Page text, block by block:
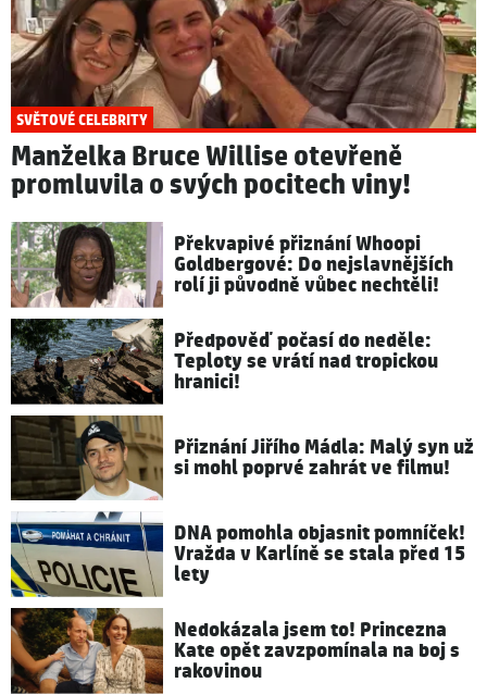
SVĚTOVÉ CELEBRITY
Manželka Bruce Willise otevřeně
promluvila o svých pocitech viny!
Překvapivé přiznání Whoopi
Goldbergové: Do nejslavnějších
rolí ji původně vůbec nechtěli!
Předpověď počasí do neděle:
Teploty se vrátí nad tropickou
hranici!
Přiznání Jiřího Mádla: Malý syn už
si mohl poprvé zahrát ve filmu!
DNA pomohla objasnit pomníček!
Vražda v Karlíně se stala před 15
lety
Nedokázala jsem to! Princezna
Kate opět zavzpomínala na boj s
rakovinou